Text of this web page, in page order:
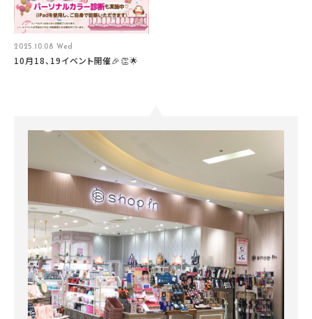
2025.10.08 Wed
10月18、19イベント開催🎉👏🌟